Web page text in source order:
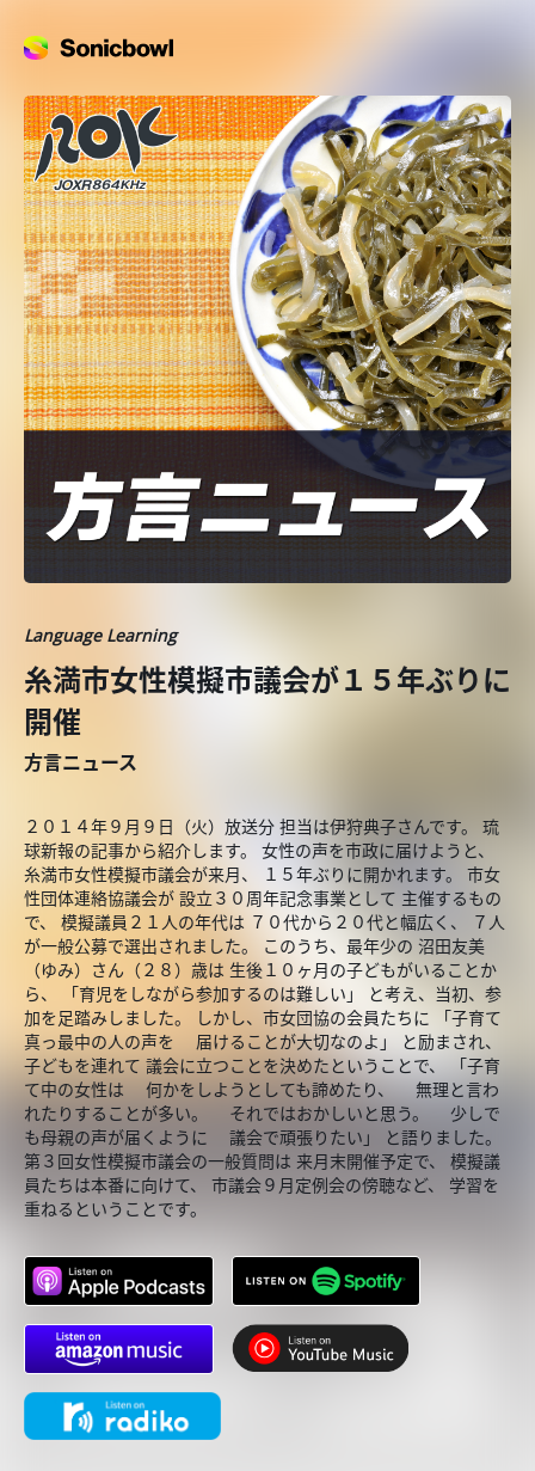
Language Learning
糸満市女性模擬市議会が１５年ぶりに
開催
方言ニュース
２０１４年９月９日（火）放送分 担当は伊狩典子さんです。 琉
球新報の記事から紹介します。 女性の声を市政に届けようと、
糸満市女性模擬市議会が来月、 １５年ぶりに開かれます。 市女
性団体連絡協議会が 設立３０周年記念事業として 主催するもの
で、 模擬議員２１人の年代は ７０代から２０代と幅広く、 ７人
が一般公募で選出されました。 このうち、最年少の 沼田友美
（ゆみ）さん（２８）歳は 生後１０ヶ月の子どもがいることか
ら、 「育児をしながら参加するのは難しい」 と考え、当初、参
加を足踏みしました。 しかし、市女団協の会員たちに 「子育て
真っ最中の人の声を 届けることが大切なのよ」 と励まされ、
子どもを連れて 議会に立つことを決めたということで、 「子育
て中の女性は 何かをしようとしても諦めたり、 無理と言わ
れたりすることが多い。 それではおかしいと思う。 少しで
も母親の声が届くように 議会で頑張りたい」 と語りました。
第３回女性模擬市議会の一般質問は 来月末開催予定で、 模擬議
員たちは本番に向けて、 市議会９月定例会の傍聴など、 学習を
重ねるということです。